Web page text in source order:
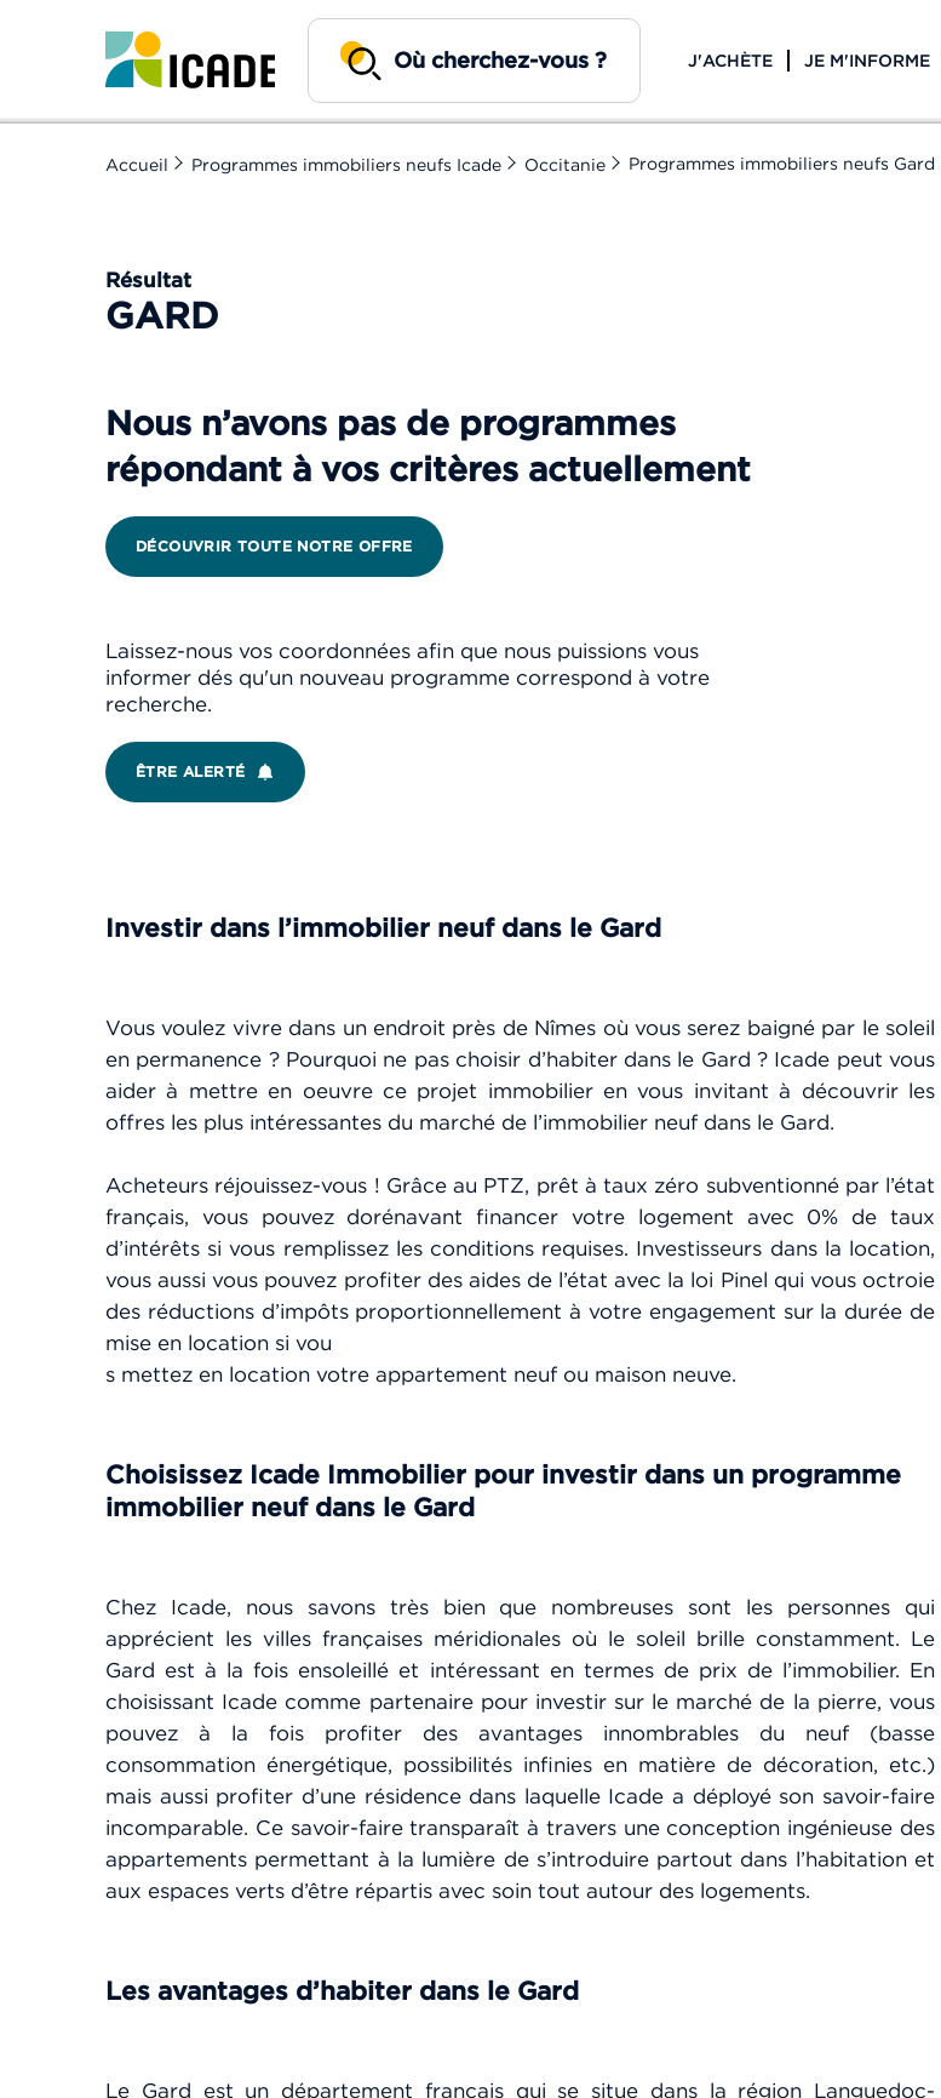
J'ACHÈTE JE M'INFORME
Accueil Programmes immobiliers neufs Icade Occitanie Programmes immobiliers neufs Gard
Résultat
GARD
Nous n’avons pas de programmes
répondant à vos critères actuellement
DÉCOUVRIR TOUTE NOTRE OFFRE
Laissez-nous vos coordonnées afin que nous puissions vous
informer dés qu'un nouveau programme correspond à votre
recherche.
ÊTRE ALERTÉ
Investir dans l’immobilier neuf dans le Gard
Vous voulez vivre dans un endroit près de Nîmes où vous serez baigné par le soleil
en permanence ? Pourquoi ne pas choisir d’habiter dans le Gard ? Icade peut vous
aider à mettre en oeuvre ce projet immobilier en vous invitant à découvrir les
offres les plus intéressantes du marché de l’immobilier neuf dans le Gard.
Acheteurs réjouissez-vous ! Grâce au PTZ, prêt à taux zéro subventionné par l’état
français, vous pouvez dorénavant financer votre logement avec 0% de taux
d’intérêts si vous remplissez les conditions requises. Investisseurs dans la location,
vous aussi vous pouvez profiter des aides de l’état avec la loi Pinel qui vous octroie
des réductions d’impôts proportionnellement à votre engagement sur la durée de
mise en location si vou
s mettez en location votre appartement neuf ou maison neuve.
Choisissez Icade Immobilier pour investir dans un programme
immobilier neuf dans le Gard
Chez Icade, nous savons très bien que nombreuses sont les personnes qui
apprécient les villes françaises méridionales où le soleil brille constamment. Le
Gard est à la fois ensoleillé et intéressant en termes de prix de l’immobilier. En
choisissant Icade comme partenaire pour investir sur le marché de la pierre, vous
pouvez à la fois profiter des avantages innombrables du neuf (basse
consommation énergétique, possibilités infinies en matière de décoration, etc.)
mais aussi profiter d’une résidence dans laquelle Icade a déployé son savoir-faire
incomparable. Ce savoir-faire transparaît à travers une conception ingénieuse des
appartements permettant à la lumière de s’introduire partout dans l’habitation et
aux espaces verts d’être répartis avec soin tout autour des logements.
Les avantages d’habiter dans le Gard
Le Gard est un département français qui se situe dans la région Languedoc-